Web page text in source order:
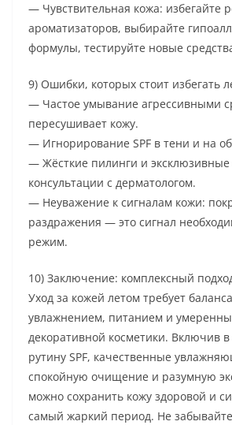
— Чувствительная кожа: избегайте
ароматизаторов, выбирайте
формулы, тестируйте новые
9) Ошибки, которых стоит избегать
— Частое умывание агрессивными
пересушивает кожу.
— Игнорирование SPF в тени и на
— Жёсткие пилинги и эксклюзивные
консультации с дерматологом.
— Неуважение к сигналам кожи:
раздражения — это сигнал
режим.
10) Заключение: комплексный
Уход за кожей летом требует
увлажнением, питанием и
декоративной косметики. Включив
рутину SPF, качественные
спокойную очищение и разумную
можно сохранить кожу здоровой и
самый жаркий период. Не